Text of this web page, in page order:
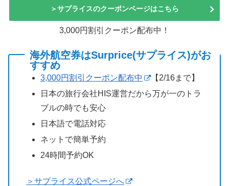
＞サプライスのクーポンページはこちら
3,000円割引クーポン配布中！
海外航空券はSurprice(サプライス)がお
すすめ
3,000円割引クーポン配布中
【2/16まで】
日本の旅行会社HIS運営だから万が一のトラ
ブルの時でも安心
日本語で電話対応
ネットで簡単予約
24時間予約OK
＞サプライス公式ページへ